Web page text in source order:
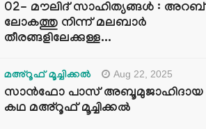
02- മൗലിദ് സാഹിത്യങ്ങൾ : അറബ്
ലോകത്തു നിന്ന് മലബാർ
തീരങ്ങളിലേക്കുള്ള...
മഅ്റൂഫ് മൂച്ചിക്കല്‍ Aug 22, 2025
സാൻഫോ പാസ് അബൂമുജാഹിദായ
കഥ മഅ്റൂഫ് മൂച്ചിക്കല്‍